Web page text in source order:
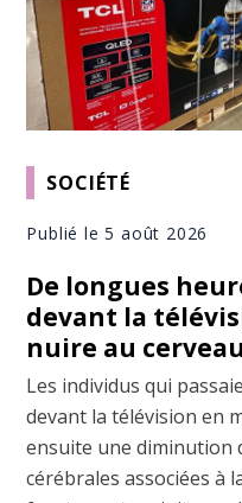
SOCIÉTÉ
Publié le 5 août 2026
De longues
devant la
nuire au cerveau
Les individus qui
devant la télévision en
ensuite une diminution
cérébrales associées à